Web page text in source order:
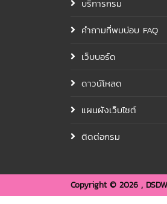
บริการกรม
คำถามที่พบบ่อบ FAQ
เว็บบอร์ด
ดาวน์โหลด
แผนผังเว็บไซต์
ติดต่อกรม
Copyright © 2026 , DSDW